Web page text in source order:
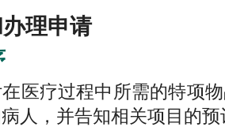
理申请
医疗过程中所需的特项
人，并告知相关项目的